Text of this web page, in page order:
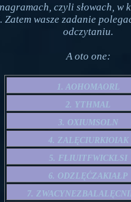
czyli słowach, w
wasze zadanie
odczytaniu.
A oto one:
1. AOHOMAORL
2. YTHMAL
3. OXIUMSOLN
4. ZALĘCIURKIOIAK
5. FLIUITFWICKLSI
6. ODZLĘĆZAKIAŁP
7.